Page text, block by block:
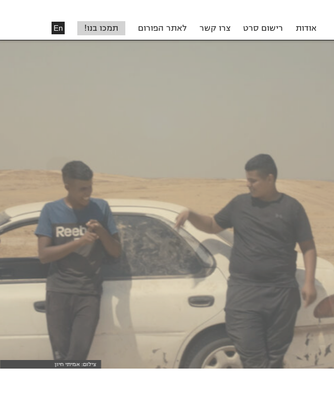
אודות רישום סרט צרו קשר לאתר הפורום תמכו בנו! En
צילום: אמיתי חיון
צילום: אמיתי חיון